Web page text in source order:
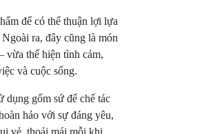
để có thể thuận lợi lựa
ra, đây cũng là món
thể hiện tình cảm,
và cuộc sống.
dụng gốm sứ để chế tác
hảo với sự đáng yêu,
vẻ, thoải mái mỗi khi